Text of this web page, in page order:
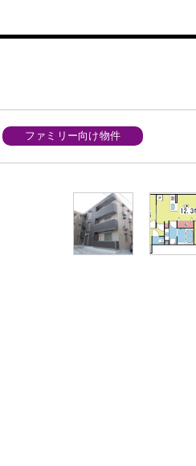
ファミリー向け物件